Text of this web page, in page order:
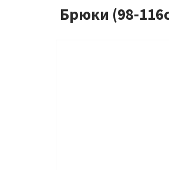
Брюки (98-